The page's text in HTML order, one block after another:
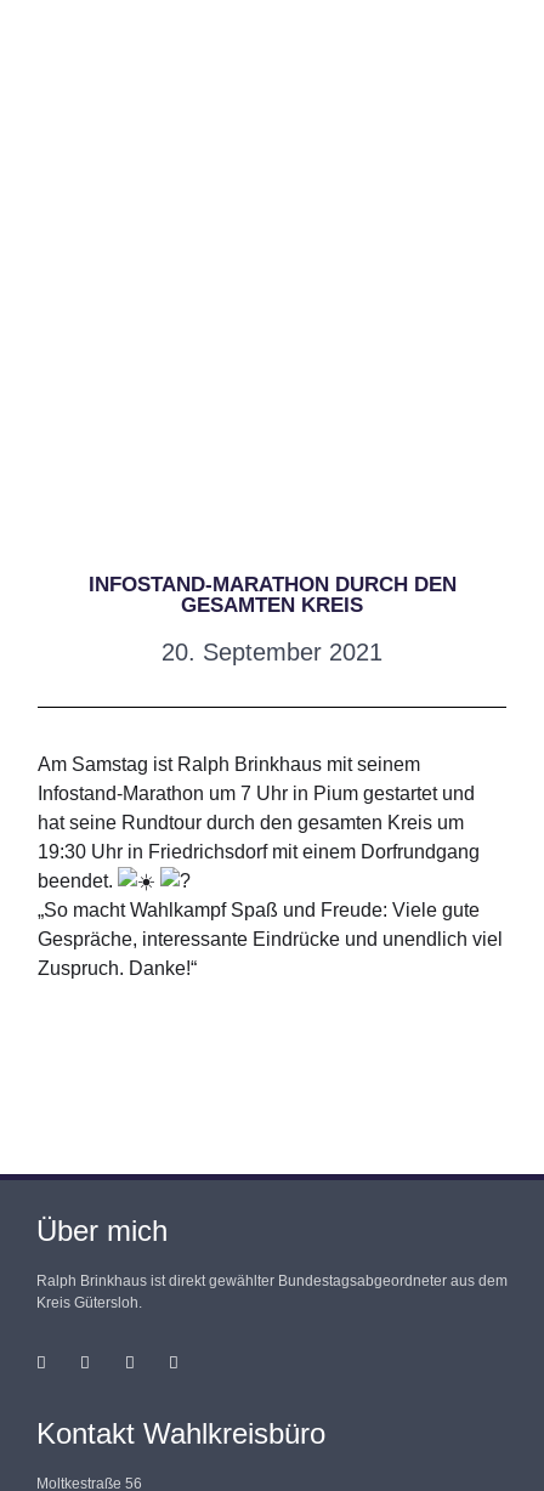
INFOSTAND-MARATHON DURCH DEN
GESAMTEN KREIS
20. September 2021
Am Samstag ist Ralph Brinkhaus mit seinem
Infostand-Marathon um 7 Uhr in Pium gestartet und
hat seine Rundtour durch den gesamten Kreis um
19:30 Uhr in Friedrichsdorf mit einem Dorfrundgang
beendet.
„So macht Wahlkampf Spaß und Freude: Viele gute
Gespräche, interessante Eindrücke und unendlich viel
Zuspruch. Danke!“
Über mich
Ralph Brinkhaus ist direkt gewählter Bundestagsabgeordneter aus dem
Kreis Gütersloh.
Kontakt Wahlkreisbüro
Moltkestraße 56